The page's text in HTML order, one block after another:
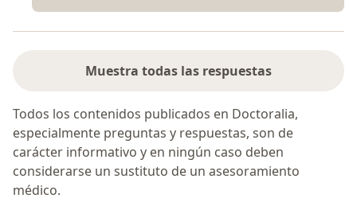
Muestra todas las respuestas
Todos los contenidos publicados en Doctoralia,
especialmente preguntas y respuestas, son de
carácter informativo y en ningún caso deben
considerarse un sustituto de un asesoramiento
médico.